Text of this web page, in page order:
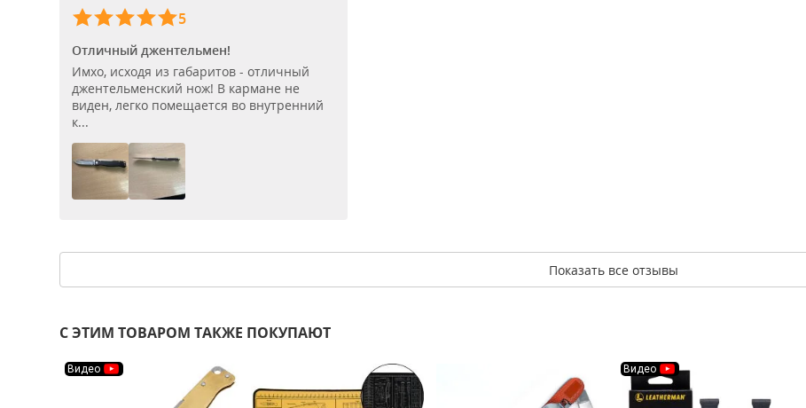
5
Отличный джентельмен!
Имхо, исходя из габаритов - отличный
джентельменский нож! В кармане не
виден, легко помещается во внутренний
к...
Показать все отзывы
С ЭТИМ ТОВАРОМ ТАКЖЕ ПОКУПАЮТ
Видео Видео